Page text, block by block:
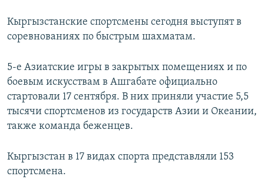
Кыргызстанские спортсмены сегодня выступят в
соревнованиях по быстрым шахматам.
5-е Азиатские игры в закрытых помещениях и по
боевым искусствам в Ашгабате официально
стартовали 17 сентября. В них приняли участие 5,5
тысячи спортсменов из государств Азии и Океании,
также команда беженцев.
Кыргызстан в 17 видах спорта представляли 153
спортсмена.